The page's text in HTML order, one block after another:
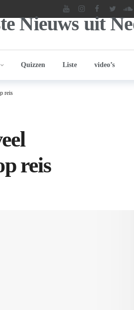
Quizzen Liste video’s
reis
reis